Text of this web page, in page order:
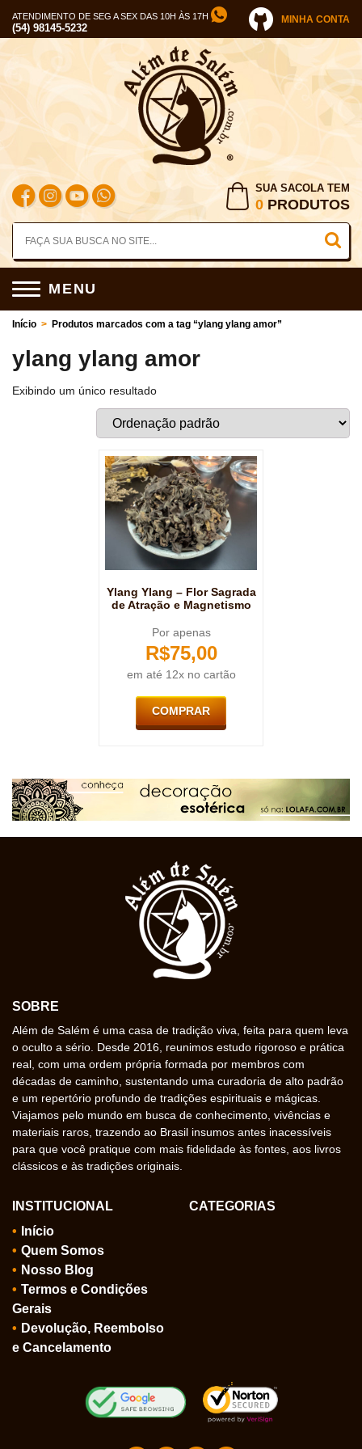
ATENDIMENTO DE SEG A SEX DAS 10H ÀS 17H
(54) 98145-5232
MINHA CONTA
SUA SACOLA TEM
0 PRODUTOS
MENU
Início > Produtos marcados com a tag “ylang ylang amor”
ylang ylang amor
Exibindo um único resultado
Ylang Ylang – Flor Sagrada
de Atração e Magnetismo
Por apenas
R$75,00
em até 12x no cartão
COMPRAR
SOBRE
Além de Salém é uma casa de tradição viva, feita para quem leva
o oculto a sério. Desde 2016, reunimos estudo rigoroso e prática
real, com uma ordem própria formada por membros com
décadas de caminho, sustentando uma curadoria de alto padrão
e um repertório profundo de tradições espirituais e mágicas.
Viajamos pelo mundo em busca de conhecimento, vivências e
materiais raros, trazendo ao Brasil insumos antes inacessíveis
para que você pratique com mais fidelidade às fontes, aos livros
clássicos e às tradições originais.
INSTITUCIONAL
Início
Quem Somos
Nosso Blog
Termos e Condições
Gerais
Devolução, Reembolso
e Cancelamento
CATEGORIAS